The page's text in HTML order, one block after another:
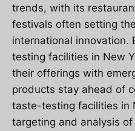
trends, with its
festivals often setting
international innovation.
testing facilities in New
their offerings with
products stay ahead of
taste-testing facilities in
targeting and analysis